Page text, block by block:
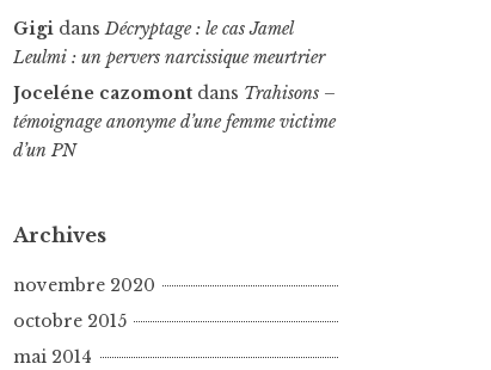
Gigi dansDécryptage : le cas Jamel
Leulmi : un pervers narcissique meurtrier
Joceléne cazomont dans Trahisons –
témoignage anonyme d’une femme victime
d’un PN
Archives
novembre 2020
octobre 2015
mai 2014